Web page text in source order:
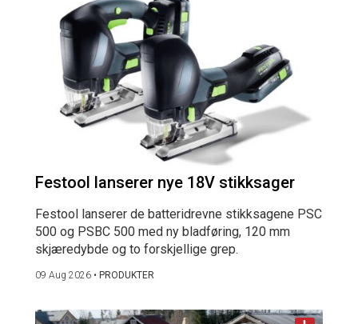
Festool lanserer nye 18V stikksager
Festool lanserer de batteridrevne stikksagene PSC
500 og PSBC 500 med ny bladføring, 120 mm
skjæredybde og to forskjellige grep.
09 Aug 2026 • PRODUKTER